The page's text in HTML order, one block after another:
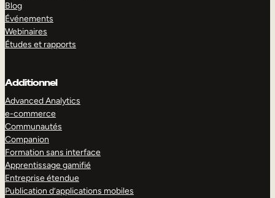
Blog
Événements
Webinaires
Études et rapports
Additionnel
Advanced Analytics
e-commerce
Communautés
Companion
Formation sans interface
Apprentissage gamifié
Entreprise étendue
Publication d’applications mobiles